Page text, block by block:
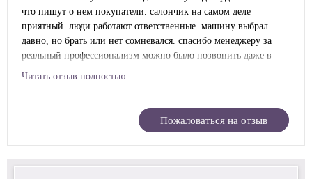
что пишут о нем покупатели. салончик на самом деле
приятный. люди работают ответственные. машину выбрал
давно, но брать или нет сомневался. спасибо менеджеру за
реальный профессионализм можно было позвонить даже в
конце рабочего дня и все равно получить информацию. кода
подписывать кредитный договор. все отлично.
Читать отзыв полностью
Пожаловаться на отзыв